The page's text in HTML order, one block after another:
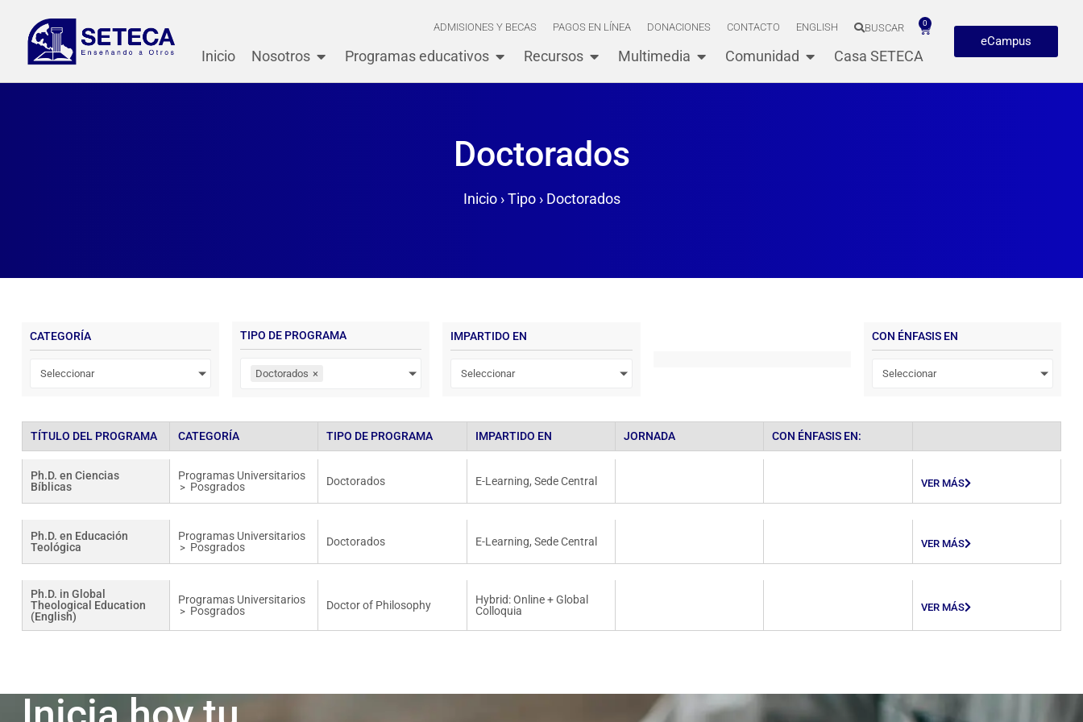
ADMISIONES Y BECAS PAGOS EN LÍNEA DONACIONES CONTACTO ENGLISH BUSCAR 0
Inicio Nosotros Programas educativos Recursos Multimedia Comunidad Casa SETECA
eCampus
Doctorados
Inicio ›Tipo › Doctorados
CATEGORÍA
Seleccionar
TIPO DE PROGRAMA
Doctorados ×
IMPARTIDO EN
Seleccionar
CON ÉNFASIS EN
Seleccionar
TÍTULO DEL PROGRAMA CATEGORÍA TIPO DE PROGRAMA IMPARTIDO EN JORNADA CON ÉNFASIS EN:
Ph.D. en Ciencias
Bíblicas
Programas Universitarios
> Posgrados Doctorados E-Learning, Sede Central VER MÁS
Ph.D. en Educación
Teológica
Programas Universitarios
> Posgrados Doctorados E-Learning, Sede Central VER MÁS
Ph.D. in Global
Theological Education
(English)
Programas Universitarios
> Posgrados Doctor of Philosophy
Hybrid: Online + Global
Colloquia
VER MÁS